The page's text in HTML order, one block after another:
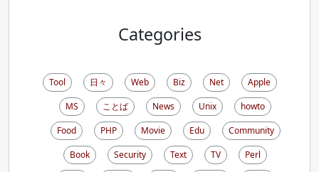
Categories
Tool 日々 Web Biz Net
Apple
MS
ことば News Unix
howto
Food
PHP Movie Edu
Community
Book
Security Text TV
Perl